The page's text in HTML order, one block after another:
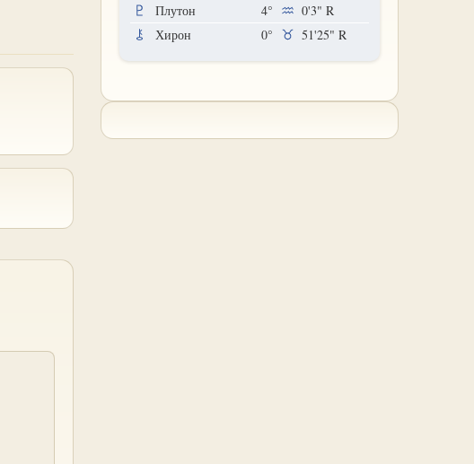
Плутон
4° 0'3" R
Хирон
0° 51'25" R